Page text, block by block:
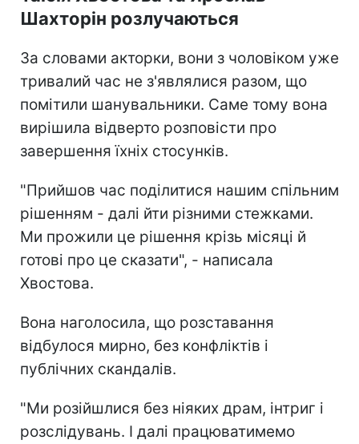
Шахторін розлучаються
За словами акторки, вони з чоловіком уже
тривалий час не з'являлися разом, що
помітили шанувальники. Саме тому вона
вирішила відверто розповісти про
завершення їхніх стосунків.
"Прийшов час поділитися нашим спільним
рішенням - далі йти різними стежками.
Ми прожили це рішення крізь місяці й
готові про це сказати", - написала
Хвостова.
Вона наголосила, що розставання
відбулося мирно, без конфліктів і
публічних скандалів.
"Ми розійшлися без ніяких драм, інтриг і
розслідувань. І далі працюватимемо